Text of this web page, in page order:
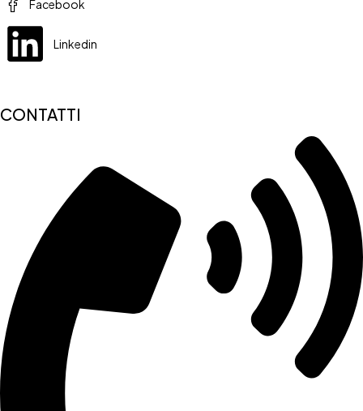
Facebook
Linkedin
CONTATTI